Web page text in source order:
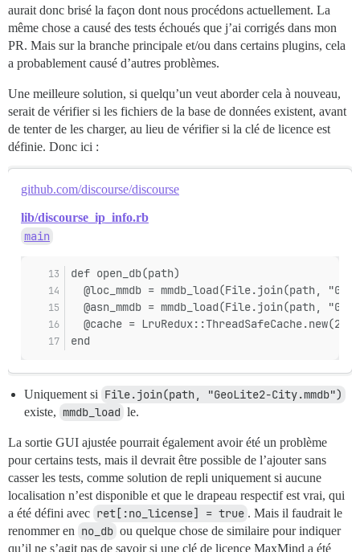
aurait donc brisé la façon dont nous procédons actuellement. La
même chose a causé des tests échoués que j’ai corrigés dans mon
PR. Mais sur la branche principale et/ou dans certains plugins, cela
a probablement causé d’autres problèmes.
Une meilleure solution, si quelqu’un veut aborder cela à nouveau,
serait de vérifier si les fichiers de la base de données existent, avant
de tenter de les charger, au lieu de vérifier si la clé de licence est
définie. Donc ici :
github.com/discourse/discourse
lib/discourse_ip_info.rb
main
def open_db(path)
@loc_mmdb = mmdb_load(File.join(path,
@asn_mmdb = mmdb_load(File.join(path,
@cache =
end
Uniquement si File.join(path, "GeoLite2-City.mmdb")
existe, mmdb_load le.
La sortie GUI ajustée pourrait également avoir été un problème
pour certains tests, mais il devrait être possible de l’ajouter sans
casser les tests, comme solution de repli uniquement si aucune
localisation n’est disponible et que le drapeau respectif est vrai, qui
a été défini avec ret[:no_license] = true . Mais il faudrait le
renommer en no_db ou quelque chose de similaire pour indiquer
qu’il ne s’agit pas de savoir si une clé de licence MaxMind a été